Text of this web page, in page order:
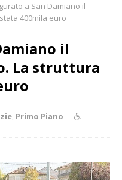
a San Damiano il
400mila euro
il
La struttura
, Primo Piano